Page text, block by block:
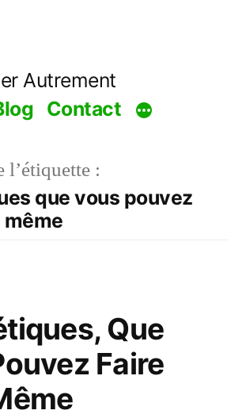
Autrement
Contact
l’étiquette :
que vous pouvez
Que
Faire